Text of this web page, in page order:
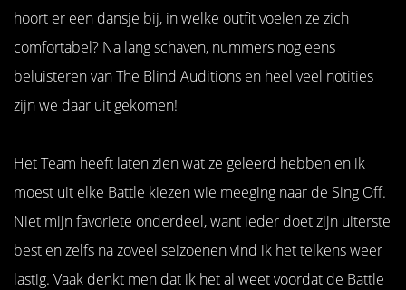
hoort er een dansje bij, in welke outfit voelen ze zich
comfortabel? Na lang schaven, nummers nog eens
beluisteren van The Blind Auditions en heel veel notities
zijn we daar uit gekomen!
Het Team heeft laten zien wat ze geleerd hebben en ik
moest uit elke Battle kiezen wie meeging naar de Sing Off.
Niet mijn favoriete onderdeel, want ieder doet zijn uiterste
best en zelfs na zoveel seizoenen vind ik het telkens weer
lastig. Vaak denkt men dat ik het al weet voordat de Battle